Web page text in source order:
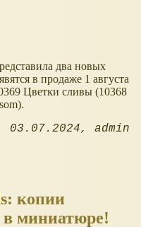
два новых
в продаже 1 августа
Цветки сливы (10368
03.07.2024 admin
копии
в миниатюре!